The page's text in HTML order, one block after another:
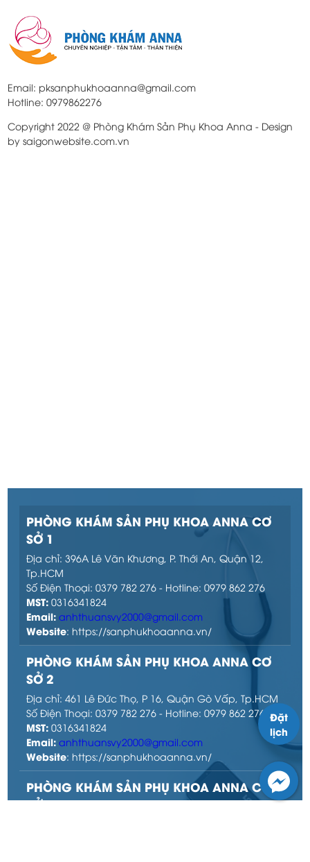
Email: pksanphukhoaanna@gmail.com
Hotline: 0979862276
Copyright 2022 @ Phòng Khám Sản Phụ Khoa Anna - Design
by saigonwebsite.com.vn
PHÒNG KHÁM SẢN PHỤ KHOA ANNA CƠ
SỞ 1
Địa chỉ: 396A Lê Văn Khương, P. Thới An, Quận 12,
Tp.HCM
Số Điện Thoại: 0379 782 276 - Hotline: 0979 862 276
MST:0316341824
Email:anhthuansvy2000@gmail.com
Website: https://sanphukhoaanna.vn/
PHÒNG KHÁM SẢN PHỤ KHOA ANNA CƠ
SỞ 2
Địa chỉ: 461 Lê Đức Thọ, P 16, Quận Gò Vấp, Tp.HCM
Số Điện Thoại: 0379 782 276 - Hotline: 0979 862 276
MST:0316341824
Email:anhthuansvy2000@gmail.com
Website: https://sanphukhoaanna.vn/
PHÒNG KHÁM SẢN PHỤ KHOA ANNA CƠ
SỞ 3
Đặt
lịch